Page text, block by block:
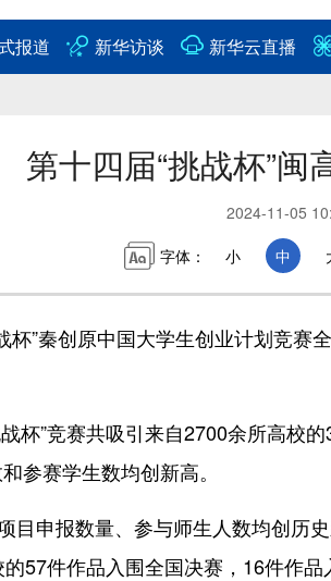
报道 新华访谈 新华云直播
第十四届“挑战杯”
2024-11-05
字体：
小 中
”秦创原中国大学生创业计划竞赛
”竞赛共吸引来自2700余所高校
参赛学生数均创新高。
申报数量、参与师生人数均创历
57件作品入围全国决赛，16件作